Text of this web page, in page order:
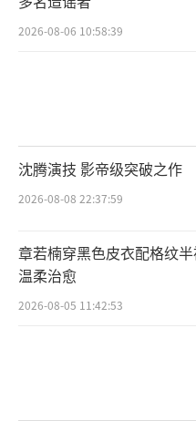
2026-08-06 10:58:39
沈腾演技 影帝级突破之作
2026-08-08 22:37:59
章若楠穿黑色皮衣配格纹
温柔治愈
2026-08-05 11:42:53